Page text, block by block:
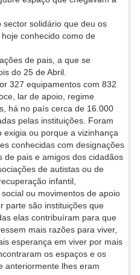
solidário que deu os
conhecido como de
de pais, a que se
do 25 de Abril.
327 equipamentos com 832
lar de apoio, regime
há no país cerca de 16.000
pelas instituições. Foram
ou porque a vizinhança
conhecidas com designações
de pais e amigos dos cidadãos
de autistas ou de
infantil,
ou movimentos de apoio
parte são instituições que
elas contribuíram para que
mais razões para viver,
esperança em viver por mais
os espaços e os
anteriormente lhes eram